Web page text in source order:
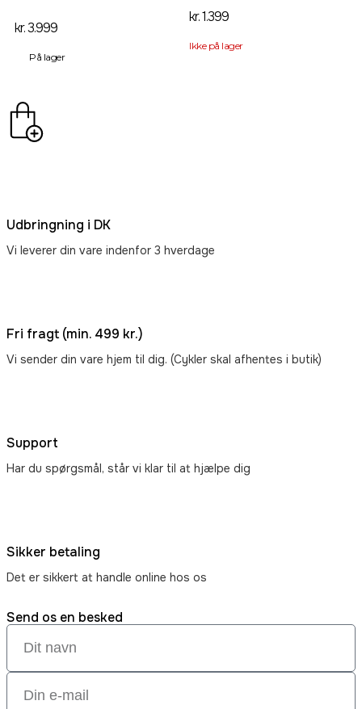
kr.3.999
På lager
kr.1.399
Ikke på lager
Udbringning i DK
Vi leverer din vare indenfor 3 hverdage
Fri fragt (min. 499 kr.)
Vi sender din vare hjem til dig. (Cykler skal afhentes i butik)
Support
Har du spørgsmål, står vi klar til at hjælpe dig
Sikker betaling
Det er sikkert at handle online hos os
Send os en besked